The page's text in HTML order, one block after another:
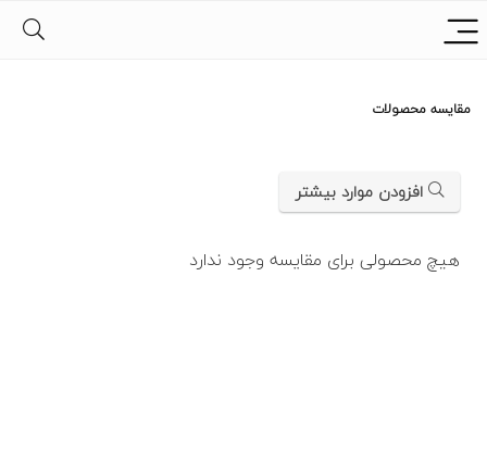
مقایسه محصولات
افزودن موارد بیشتر
هیچ محصولی برای مقایسه وجود ندارد